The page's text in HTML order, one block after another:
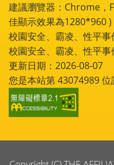
建議瀏覽器：Chrome，
佳顯示效果為1280*960 )
校園安全、霸凌、性平
校園安全、霸凌、性平
更新日期：2026-08-07
您是本站第43074989位